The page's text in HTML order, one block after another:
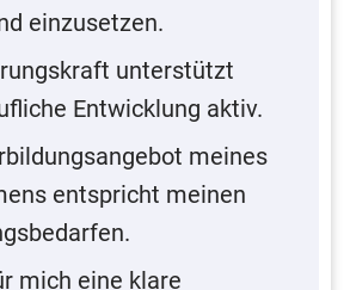
einzusetzen.
unterstützt
Entwicklung aktiv.
meines
entspricht meinen
mich eine klare